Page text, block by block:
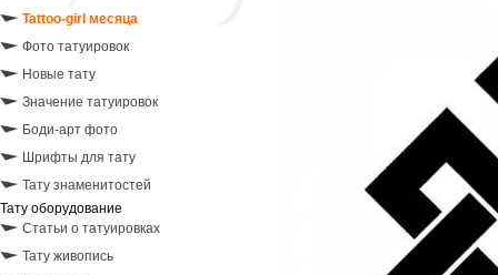
Tattoo-girl месяца
Фото татуировок
Новые тату
Значение татуировок
Боди-арт фото
Шрифты для тату
Тату знаменитостей
Тату оборудование
Статьи о татуировках
Тату живопись